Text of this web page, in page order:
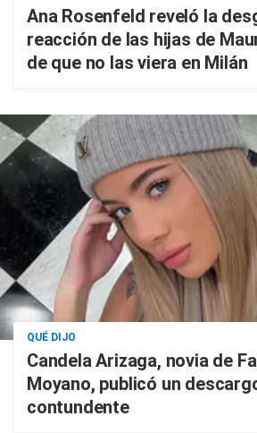
Ana Rosenfeld reveló la
reacción de las hijas de
de que no las viera en Milán
QUÉ DIJO
Candela Arizaga, novia de
Moyano, publicó un
contundente